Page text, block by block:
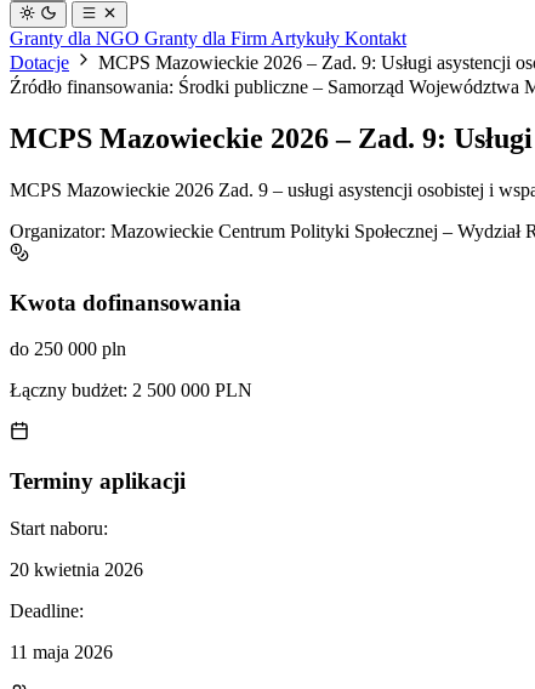
Granty dla NGO Granty dla Firm Artykuły Kontakt
Dotacje
MCPS Mazowieckie 2026 – Zad. 9: Usługi asystencji
Źródło finansowania: Środki publiczne – Samorząd Województwa
MCPS Mazowieckie 2026 – Zad. 9:
MCPS Mazowieckie 2026 Zad. 9 – usługi asystencji osobistej i
Organizator: Mazowieckie Centrum Polityki Społecznej – Wydział
Kwota dofinansowania
do 250 000 pln
Łączny budżet: 2 500 000 PLN
Terminy aplikacji
Start naboru:
20 kwietnia 2026
Deadline:
11 maja 2026